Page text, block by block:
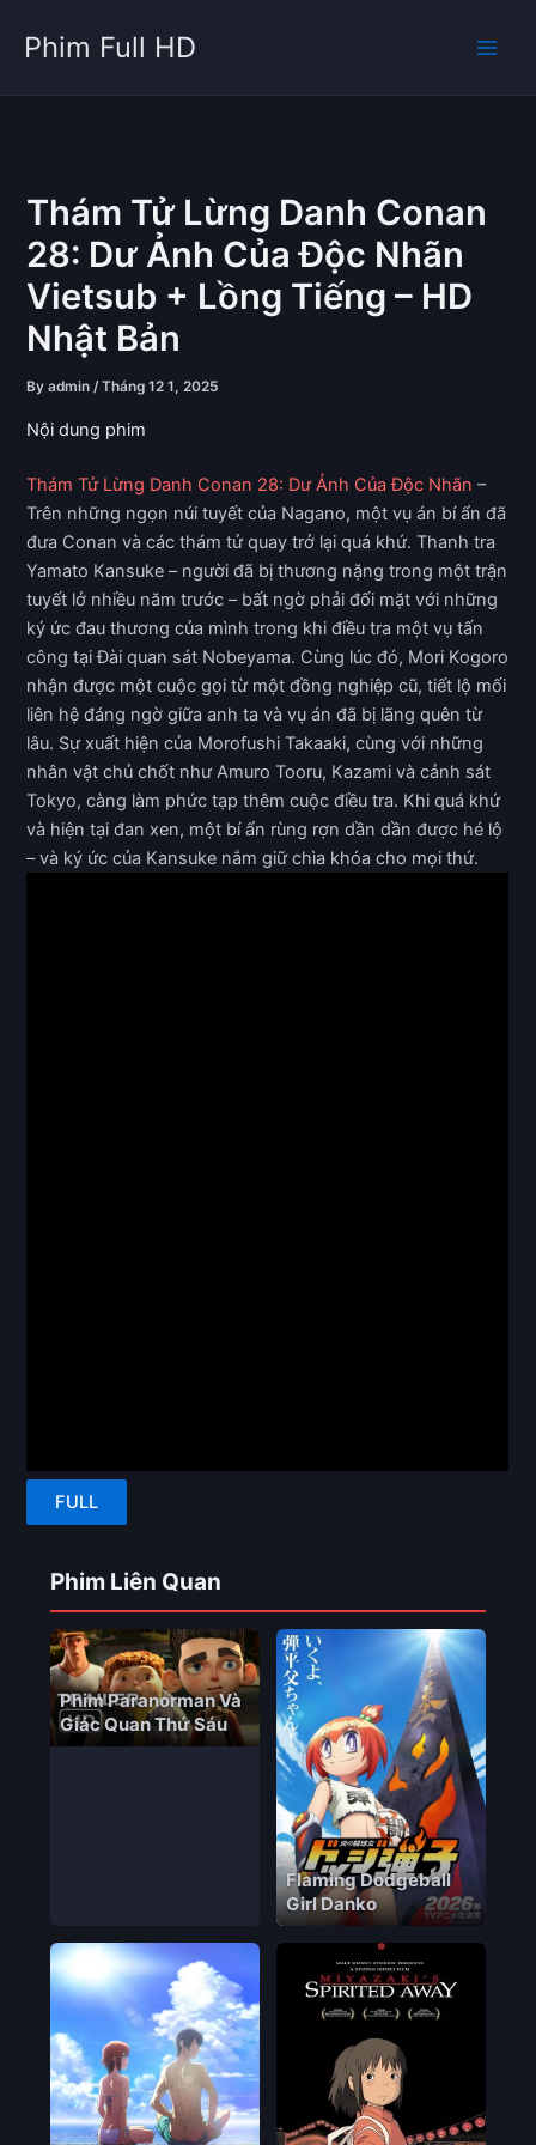
Phim Full HD
Thám Tử Lừng Danh Conan
28: Dư Ảnh Của Độc Nhãn
Vietsub + Lồng Tiếng – HD
Nhật Bản
Byadmin/Tháng 12 1, 2025
Nội dung phim
Thám Tử Lừng Danh Conan 28: Dư Ảnh Của Độc Nhãn –
Trên những ngọn núi tuyết của Nagano, một vụ án bí ẩn đã
đưa Conan và các thám tử quay trở lại quá khứ. Thanh tra
Yamato Kansuke – người đã bị thương nặng trong một trận
tuyết lở nhiều năm trước – bất ngờ phải đối mặt với những
ký ức đau thương của mình trong khi điều tra một vụ tấn
công tại Đài quan sát Nobeyama. Cùng lúc đó, Mori Kogoro
nhận được một cuộc gọi từ một đồng nghiệp cũ, tiết lộ mối
liên hệ đáng ngờ giữa anh ta và vụ án đã bị lãng quên từ
lâu. Sự xuất hiện của Morofushi Takaaki, cùng với những
nhân vật chủ chốt như Amuro Tooru, Kazami và cảnh sát
Tokyo, càng làm phức tạp thêm cuộc điều tra. Khi quá khứ
và hiện tại đan xen, một bí ẩn rùng rợn dần dần được hé lộ
– và ký ức của Kansuke nắm giữ chìa khóa cho mọi thứ.
FULL
Phim Liên Quan
Phim Paranorman Và
Giác Quan Thứ Sáu
Flaming Dodgeball
Girl Danko